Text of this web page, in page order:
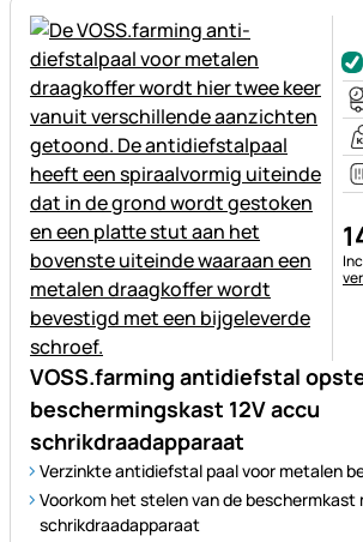
VOSS.farming antidiefstal
beschermingskast 12V accu
schrikdraadapparaat
Verzinkte antidiefstal paal voor metalen
Voorkom het stelen van de beschermkast
schrikdraadapparaat